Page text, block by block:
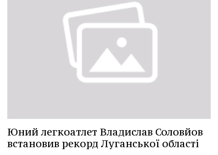
Юний легкоатлет Владислав Соловйов
встановив рекорд Луганської області